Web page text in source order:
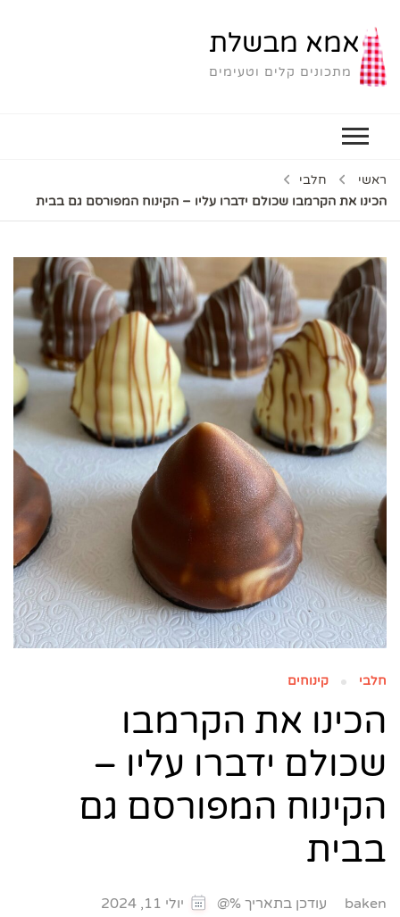
אמא מבשלת
מתכונים קלים וטעימים
ראשי
חלבי
הכינו את הקרמבו שכולם ידברו עליו – הקינוח המפורסם גם בבית
חלבי קינוחים
הכינו את הקרמבו
שכולם ידברו עליו –
הקינוח המפורסם גם
בבית
baken עודכן בתאריך %@ יולי 11, 2024